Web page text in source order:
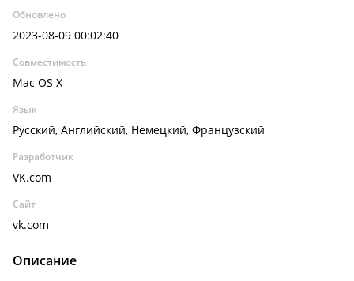
Обновлено
2023-08-09 00:02:40
Совместимость
Mac OS X
Язык
Русский, Английский, Немецкий, Французский
Разработчик
VK.com
Сайт
vk.com
Описание